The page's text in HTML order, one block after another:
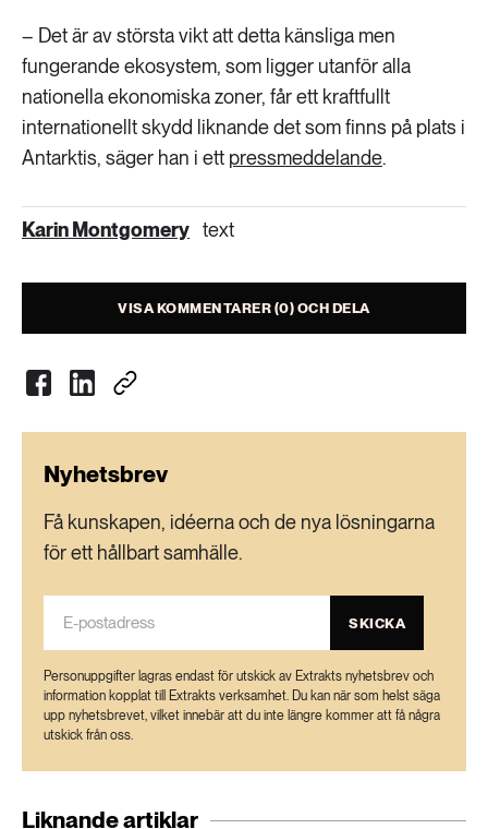
– Det är av största vikt att detta känsliga men
fungerande ekosystem, som ligger utanför alla
nationella ekonomiska zoner, får ett kraftfullt
internationellt skydd liknande det som finns på plats i
Antarktis, säger han i ett pressmeddelande.
Karin Montgomery text
VISA KOMMENTARER (0) OCH DELA
Nyhetsbrev
Få kunskapen, idéerna och de nya lösningarna
för ett hållbart samhälle.
SKICKA
Personuppgifter lagras endast för utskick av Extrakts nyhetsbrev och
information kopplat till Extrakts verksamhet. Du kan när som helst säga
upp nyhetsbrevet, vilket innebär att du inte längre kommer att få några
utskick från oss.
Liknande artiklar